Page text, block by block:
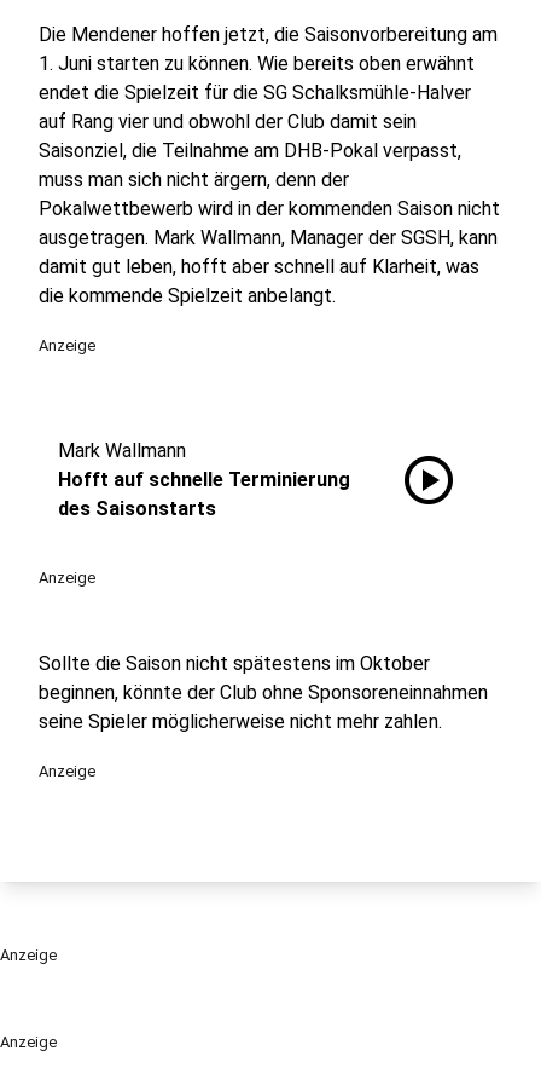
Anzeige
Die Mendener hoffen jetzt, die Saisonvorbereitung am
1. Juni starten zu können. Wie bereits oben erwähnt
endet die Spielzeit für die SG Schalksmühle-Halver
auf Rang vier und obwohl der Club damit sein
Saisonziel, die Teilnahme am DHB-Pokal verpasst,
muss man sich nicht ärgern, denn der
Pokalwettbewerb wird in der kommenden Saison nicht
ausgetragen. Mark Wallmann, Manager der SGSH, kann
damit gut leben, hofft aber schnell auf Klarheit, was
die kommende Spielzeit anbelangt.
Anzeige
Mark Wallmann
Hofft auf schnelle Terminierung
des Saisonstarts
play_circle
Anzeige
Sollte die Saison nicht spätestens im Oktober
beginnen, könnte der Club ohne Sponsoreneinnahmen
seine Spieler möglicherweise nicht mehr zahlen.
Anzeige
Anzeige